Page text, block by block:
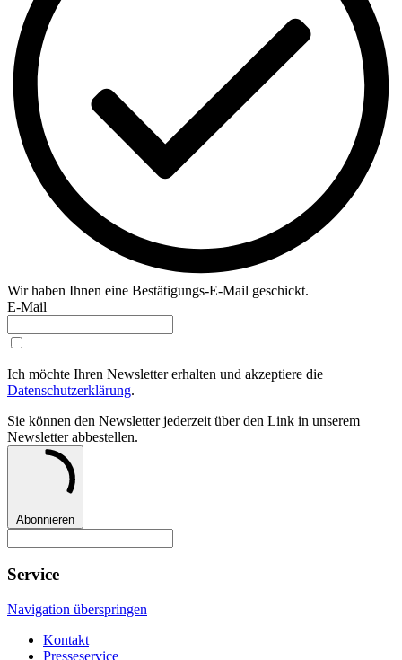
Wir haben Ihnen eine Bestätigungs-E-Mail geschickt.
E-Mail
Ich möchte Ihren Newsletter erhalten und akzeptiere die
Datenschutzerklärung.
Sie können den Newsletter jederzeit über den Link in unserem
Newsletter abbestellen.
Abonnieren
Service
Navigation überspringen
Kontakt
Presseservice